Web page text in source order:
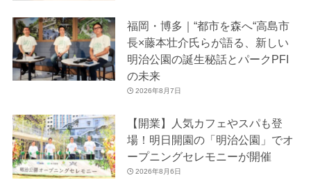
福岡・博多｜“都市を森へ“高島市
長×藤本壮介氏らが語る、新しい
明治公園の誕生秘話とパークPFI
の未来
2026年8月7日
【開業】人気カフェやスパも登
場！明日開園の「明治公園」でオ
ープニングセレモニーが開催
2026年8月6日